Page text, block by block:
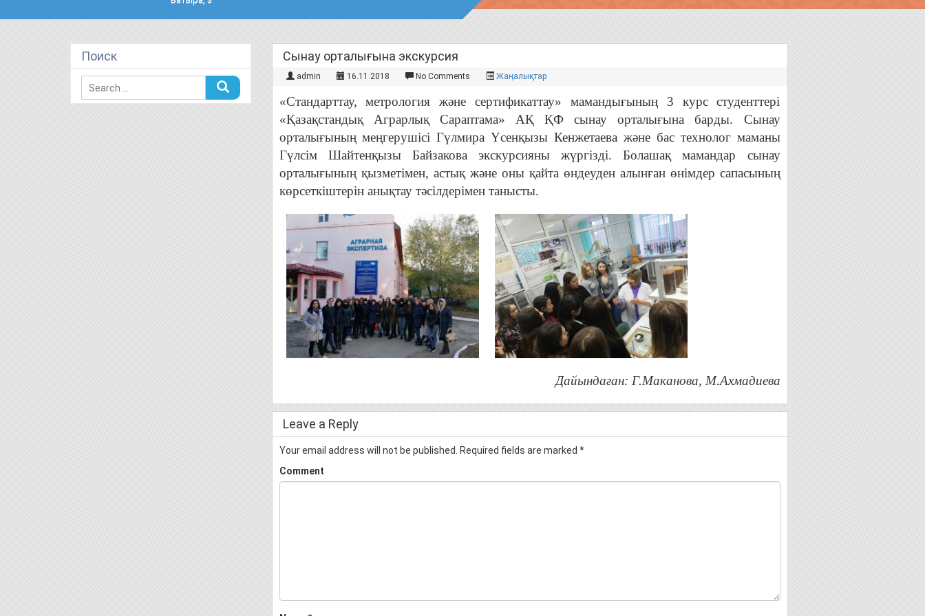
Сынау орталығына экскурсия
admin 16.11.2018 No Comments Жаңалықтар
«Стандарттау, метрология және сертификаттау» мамандығының 3 курс студенттері
«Қазақстандық Аграрлық Сараптама» АҚ ҚФ сынау орталығына барды. Сынау
орталығының меңгерушісі Гүлмира Үсенқызы Кенжетаева және бас технолог маманы
Гүлсім Шайтенқызы Байзакова экскурсияны жүргізді. Болашақ мамандар сынау
орталығының қызметімен, астық және оны қайта өндеуден алынған өнімдер сапасының
көрсеткіштерін анықтау тәсілдерімен танысты.
Дайындаған: Г.Маканова, М.Ахмадиева
Leave a Reply
Your email address will not be published. Required fields are marked *
Comment
Поиск